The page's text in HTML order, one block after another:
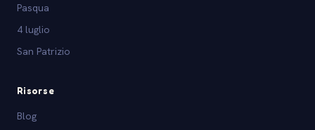
Pasqua
4 luglio
San Patrizio
Risorse
Blog